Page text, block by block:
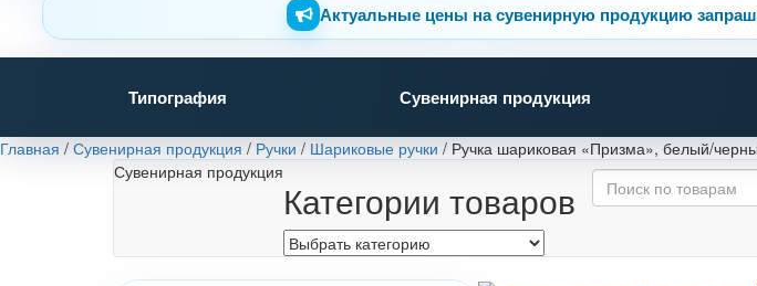
Актуальные цены на сувенирную продукцию
Типография Сувенирная продукция
Главная / Сувенирная продукция / Ручки / Шариковые ручки / Ручка шариковая «Призма», белый/
Сувенирная продукция
Категории товаров